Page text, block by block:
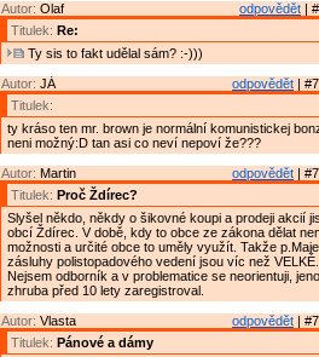
odpovědět |
Autor: Olaf
Titulek: Re:
Ty sis to fakt udělal sám? :-)))
odpovědět |
Autor: JÁ
Titulek:
ty kráso ten mr. brown je normální komunistickej
neni možný:D tan asi co neví nepoví že???
odpovědět |
Autor: Martin
Titulek: Proč Ždírec?
Slyšel někdo, někdy o šikovné koupi a prodeji akcií
obcí Ždírec. V době, kdy to obce ze zákona dělat
možnosti a určité obce to uměly využít. Takže
zásluhy polistopadového vedení jsou víc než VELKÉ.
Nejsem odborník a v problematice se neorientuji,
zhruba před 10 lety zaregistroval.
odpovědět |
Autor: Vlasta
Titulek: Pánové a dámy